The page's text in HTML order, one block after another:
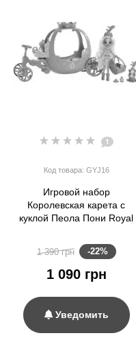
1
Код товара: GYJ16
Игровой набор
Королевская карета с
куклой Пеола Пони Royal
Carriage Playset with Peola
Pony Doll
1 390 грн -22%
1 090 грн
Уведомить